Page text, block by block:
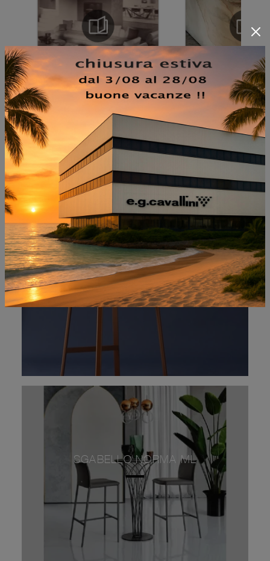
NON PERDERTI ANCHE:
BEBA CURVY SGABELLO
SGABELLO NORMA ML